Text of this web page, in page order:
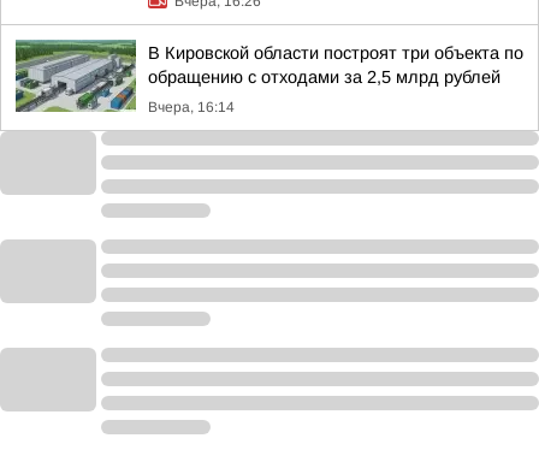
В Кировской области построят три объекта по
обращению с отходами за 2,5 млрд рублей
Вчера, 16:14